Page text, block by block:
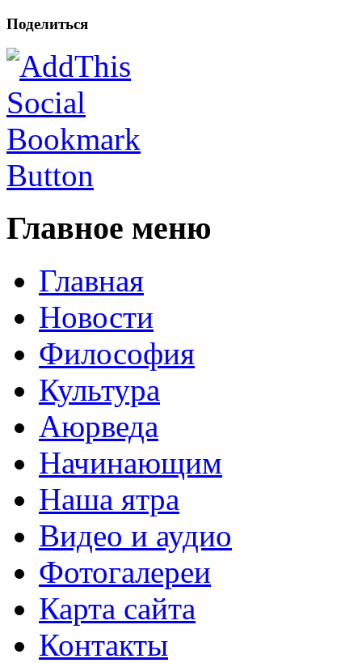
Поделиться
Главное меню
Главная
Новости
Философия
Культура
Аюрведа
Начинающим
Наша ятра
Видео и аудио
Фотогалереи
Карта сайта
Контакты